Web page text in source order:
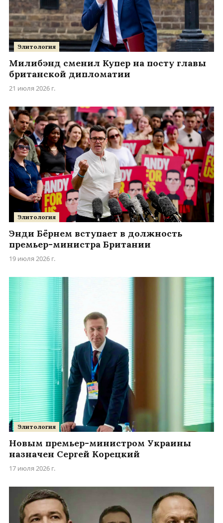
Элитология
Милибэнд сменил Купер на посту главы
британской дипломатии
21 июля 2026 г.
Элитология
Энди Бёрнем вступает в должность
премьер-министра Британии
19 июля 2026 г.
Элитология
Новым премьер-министром Украины
назначен Сергей Корецкий
17 июля 2026 г.